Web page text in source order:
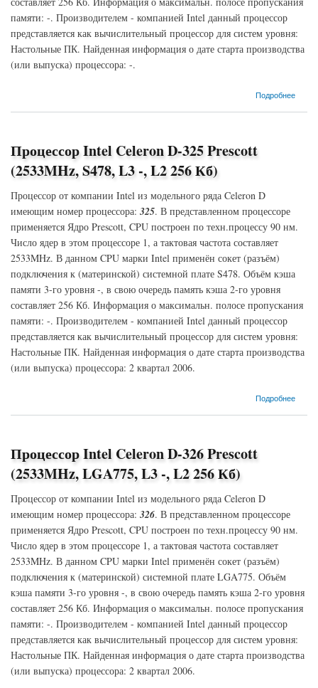
памяти: -. Производителем - компанией Intel данный процессор
представляется как вычислительный процессор для систем уровня:
Настольные ПК. Найденная информация о дате старта производства
(или выпуска) процессора: -.
Подробнее
о Процессор Intel Celeron D-331 Prescott (2667MHz, LGA775, L3 -, L2 256 Кб)
Процессор Intel Celeron D-325 Prescott
(2533MHz, S478, L3 -, L2 256 Кб)
Процессор от компании Intel из модельного ряда Celeron D
имеющим номер процессора: 325. В представленном процессоре
применяется Ядро Prescott, CPU построен по техн.процессу 90 нм.
Число ядер в этом процессоре 1, а тактовая частота составляет
2533MHz. В данном CPU марки Intel применён сокет (разъём)
подключения к (материнской) системной плате S478. Объём кэша
памяти 3-го уровня -, в свою очередь память кэша 2-го уровня
составляет 256 Кб. Информация о максимальн. полосе пропускания
памяти: -. Производителем - компанией Intel данный процессор
представляется как вычислительный процессор для систем уровня:
Настольные ПК. Найденная информация о дате старта производства
(или выпуска) процессора: 2 квартал 2006.
Подробнее
о Процессор Intel Celeron D-325 Prescott (2533MHz, S478, L3 -, L2 256 Кб)
Процессор Intel Celeron D-326 Prescott
(2533MHz, LGA775, L3 -, L2 256 Кб)
Процессор от компании Intel из модельного ряда Celeron D
имеющим номер процессора: 326. В представленном процессоре
применяется Ядро Prescott, CPU построен по техн.процессу 90 нм.
Число ядер в этом процессоре 1, а тактовая частота составляет
2533MHz. В данном CPU марки Intel применён сокет (разъём)
подключения к (материнской) системной плате LGA775. Объём
кэша памяти 3-го уровня -, в свою очередь память кэша 2-го уровня
составляет 256 Кб. Информация о максимальн. полосе пропускания
памяти: -. Производителем - компанией Intel данный процессор
представляется как вычислительный процессор для систем уровня:
Настольные ПК. Найденная информация о дате старта производства
(или выпуска) процессора: 2 квартал 2006.